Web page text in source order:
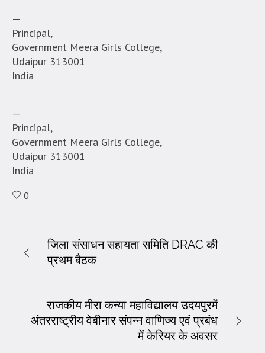
—
Principal,
Government Meera Girls College,
Udaipur 313001
India
—
Principal,
Government Meera Girls College,
Udaipur 313001
India
0
जिला संसाधन सहायता समिति DRAC की
प्रथम बैठक
राजकीय मीरा कन्या महाविद्यालय उदयपुरमें
अंतरराष्ट्रीय वेबीनार संपन्न वाणिज्य एवं प्रबंध
में केरियर के अवसर